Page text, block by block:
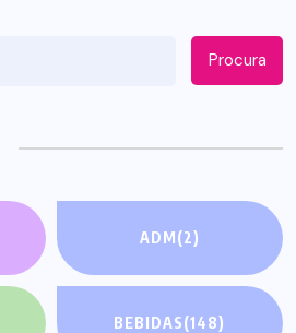
Procura
ADM(2)
BEBIDAS(148)